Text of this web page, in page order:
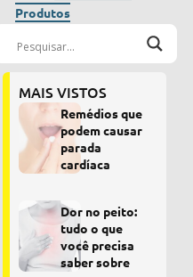
Produtos
MAIS VISTOS
Remédios que
podem causar
parada
cardíaca
Dor no peito:
tudo o que
você precisa
saber sobre